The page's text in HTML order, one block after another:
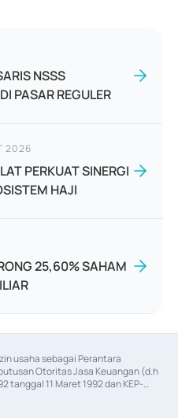
NSSS
PASAR REGULER
2026
PERKUAT SINERGI
HAJI
25,60% SAHAM
usaha sebagai Perantara
Otoritas Jasa Keuangan (d.h
tanggal 11 Maret 1992 dan KEP-
izin usaha sebagai Penjamin Emisi
Jasa Keuangan Nomor KEP-